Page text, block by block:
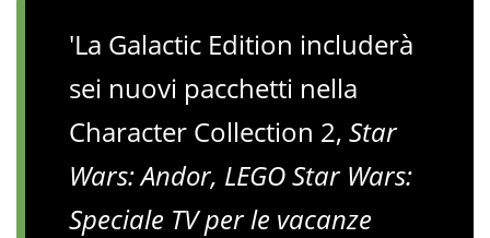
'La Galactic Edition includerà
sei nuovi pacchetti nella
Character Collection 2, Star
Wars: Andor, LEGO Star Wars:
Speciale TV per le vacanze